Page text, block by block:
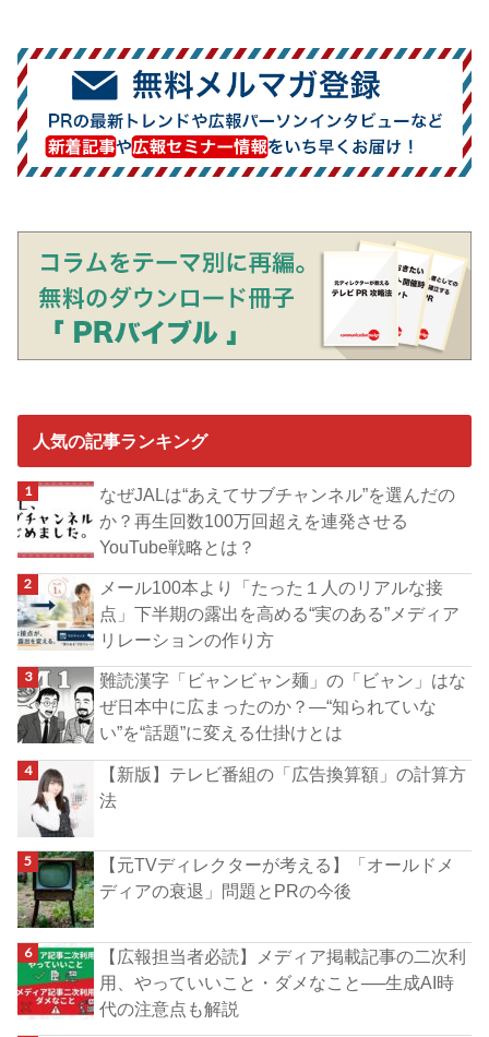
人気の記事ランキング
なぜJALは“あえてサブチャンネル”を選んだの
か？再生回数100万回超えを連発させる
YouTube戦略とは？
メール100本より「たった１人のリアルな接
点」下半期の露出を高める“実のある”メディア
リレーションの作り方
難読漢字「ビャンビャン麺」の「ビャン」はな
ぜ日本中に広まったのか？―“知られていな
い”を“話題”に変える仕掛けとは
【新版】テレビ番組の「広告換算額」の計算方
法
【元TVディレクターが考える】「オールドメ
ディアの衰退」問題とPRの今後
【広報担当者必読】メディア掲載記事の二次利
用、やっていいこと・ダメなこと──生成AI時
代の注意点も解説